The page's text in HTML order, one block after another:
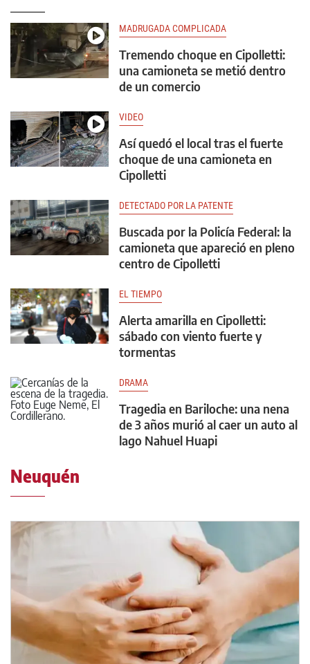
MADRUGADA COMPLICADA
Tremendo choque en Cipolletti:
una camioneta se metió dentro
de un comercio
VIDEO
Así quedó el local tras el fuerte
choque de una camioneta en
Cipolletti
DETECTADO POR LA PATENTE
Buscada por la Policía Federal: la
camioneta que apareció en pleno
centro de Cipolletti
EL TIEMPO
Alerta amarilla en Cipolletti:
sábado con viento fuerte y
tormentas
DRAMA
Tragedia en Bariloche: una nena
de 3 años murió al caer un auto al
lago Nahuel Huapi
Neuquén